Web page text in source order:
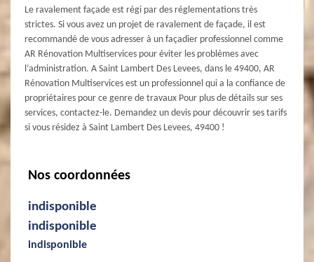
Le ravalement façade est régi par des réglementations très
strictes. Si vous avez un projet de ravalement de façade, il est
recommandé de vous adresser à un façadier professionnel comme
AR Rénovation Multiservices pour éviter les problèmes avec
l’administration. A Saint Lambert Des Levees, dans le 49400, AR
Rénovation Multiservices est un professionnel qui a la confiance de
propriétaires pour ce genre de travaux Pour plus de détails sur ses
services, contactez-le. Demandez un devis pour découvrir ses tarifs
si vous résidez à Saint Lambert Des Levees, 49400 !
Nos coordonnées
indisponible
indisponible
indisponible